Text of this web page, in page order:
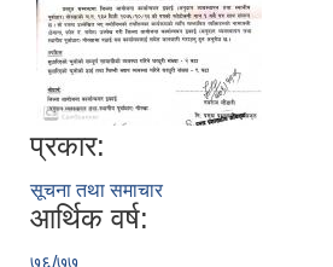
प्रकार:
सूचना तथा समाचार
आर्थिक वर्ष: